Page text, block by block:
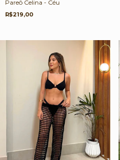
Pareô Celina - Céu
R$219,00